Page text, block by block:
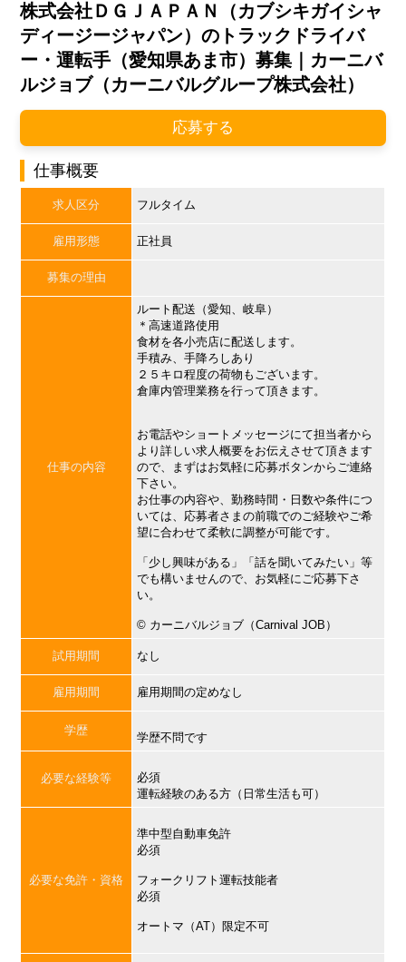
株式会社ＤＧＪＡＰＡＮ（カブシキガイシャ
ディージージャパン）のトラックドライバ
ー・運転手（愛知県あま市）募集｜カーニバ
ルジョブ（カーニバルグループ株式会社）
応募する
仕事概要
求人区分 フルタイム
雇用形態 正社員
募集の理由
仕事の内容
ルート配送（愛知、岐阜）
＊高速道路使用
食材を各小売店に配送します。
手積み、手降ろしあり
２５キロ程度の荷物もございます。
倉庫内管理業務を行って頂きます。
お電話やショートメッセージにて担当者から
より詳しい求人概要をお伝えさせて頂きます
ので、まずはお気軽に応募ボタンからご連絡
下さい。
お仕事の内容や、勤務時間・日数や条件につ
いては、応募者さまの前職でのご経験やご希
望に合わせて柔軟に調整が可能です。
「少し興味がある」「話を聞いてみたい」等
でも構いませんので、お気軽にご応募下さ
い。
©︎ カーニバルジョブ（Carnival JOB）
試用期間 なし
雇用期間 雇用期間の定めなし
学歴
学歴不問です
必要な経験等
必須
運転経験のある方（日常生活も可）
必要な免許・資格
準中型自動車免許
必須
フォークリフト運転技能者
必須
オートマ（AT）限定不可